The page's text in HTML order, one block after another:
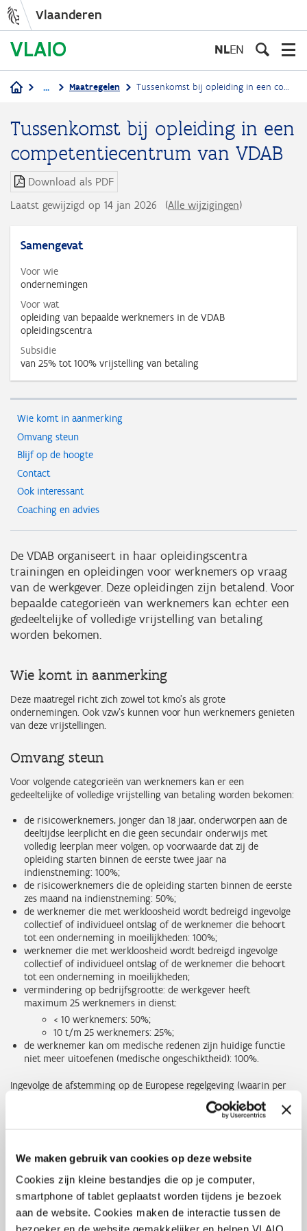
We maken gebruik van cookies op deze website
Cookies zijn kleine bestandjes die op je computer,
smartphone of tablet geplaatst worden tijdens je bezoek
aan de website. Cookies maken de interactie tussen de
inhoud
Vlaanderen
NLEN
... Maatregelen Tussenkomst bij opleiding in een competentiecentrum van VDAB
Tussenkomst bij opleiding in een
competentiecentrum van VDAB
Download als PDF
Laatst gewijzigd op 14 jan 2026
(Alle wijzigingen)
Samengevat
Voor wie
ondernemingen
Voor wat
opleiding van bepaalde werknemers in de VDAB
opleidingscentra
Subsidie
van 25% tot 100% vrijstelling van betaling
Wie komt in aanmerking
Omvang steun
Blijf op de hoogte
Contact
Ook interessant
Coaching en advies
De VDAB organiseert in haar opleidingscentra
trainingen en opleidingen voor werknemers op vraag
van de werkgever. Deze opleidingen zijn betalend. Voor
bepaalde categorieën van werknemers kan echter een
gedeeltelijke of volledige vrijstelling van betaling
worden bekomen.
Wie komt in aanmerking
Deze maatregel richt zich zowel tot kmo's als grote
ondernemingen. Ook vzw's kunnen voor hun werknemers genieten
van deze vrijstellingen.
Omvang steun
Voor volgende categorieën van werknemers kan er een
gedeeltelijke of volledige vrijstelling van betaling worden bekomen:
de risicowerknemers, jonger dan 18 jaar, onderworpen aan de
deeltijdse leerplicht en die geen secundair onderwijs met
volledig leerplan meer volgen, op voorwaarde dat zij de
opleiding starten binnen de eerste twee jaar na
indienstneming: 100%;
de risicowerknemers die de opleiding starten binnen de eerste
zes maand na indienstneming: 50%;
de werknemer die met werkloosheid wordt bedreigd ingevolge
collectief of individueel ontslag of de werknemer die behoort
tot een onderneming in moeilijkheden: 100%;
werknemer die met werkloosheid wordt bedreigd ingevolge
collectief of individueel ontslag of de werknemer die behoort
tot een onderneming in moeilijkheden;
vermindering op bedrijfsgrootte: de werkgever heeft
maximum 25 werknemers in dienst:
< 10 werknemers: 50%;
10 t/m 25 werknemers: 25%;
de werknemer kan om medische redenen zijn huidige functie
niet meer uitoefenen (medische ongeschiktheid): 100%.
Ingevolge de afstemming op de Europese regelgeving (waarin per
opleidingsproject een bepaald steunbedrag niet mag overschreden
worden), kan de VDAB de onderneming vragen de kost van het
De-minimis
Deze maatregel valt onder de toepassing van de Europese de
minimis-regelgeving. Hierdoor mag de de-minimissteun aan
bedrijven over drie jaar gespreid niet meer dan € 300.000
bedragen. Voor meer info zie Veelgestelde vragen: de-minimis.